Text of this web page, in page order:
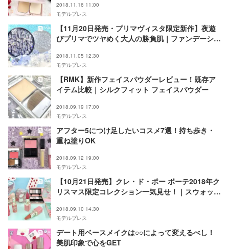
2018.11.16 11:00
モデルプレス
【11月20日発売・プリマヴィスタ限定新作】夜遊
びプリマでツヤめく大人の勝負肌｜ファンデーショ
2018.11.05 12:30
モデルプレス
【RMK】新作フェイスパウダーレビュー！既存ア
イテム比較｜シルクフィット フェイスパウダー
2018.09.19 17:00
モデルプレス
アフター5につけ足したいコスメ7選！持ち歩き・
重ね塗りOK
2018.09.12 19:00
モデルプレス
【10月21日発売】クレ・ド・ポー ボーテ2018年ク
リスマス限定コレクション一気見せ！｜スウォッチ
2018.09.10 14:30
モデルプレス
デート用ベースメイクは○○によって変えるべし！
美肌印象で心をGET